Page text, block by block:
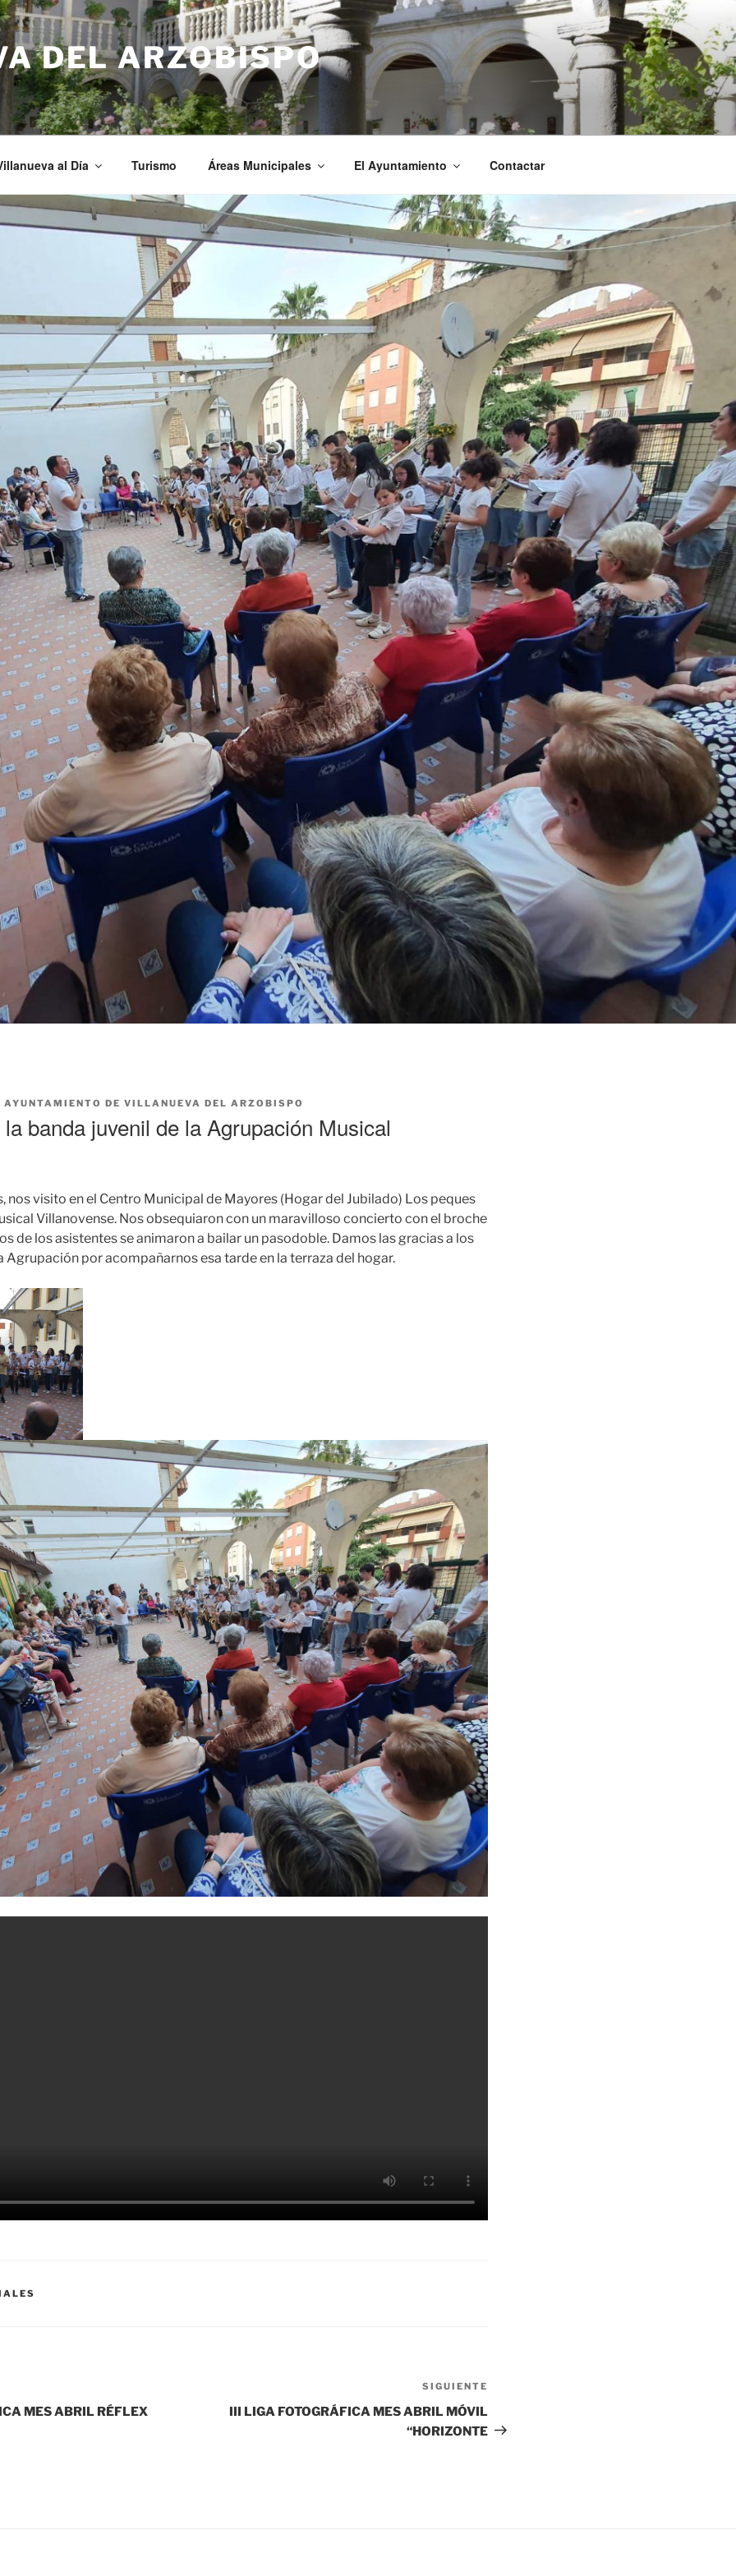
DEL ARZOBISPO
al Día Turismo Áreas Municipales El Ayuntamiento Contactar
AYUNTAMIENTO DE VILLANUEVA DEL ARZOBISPO
banda juvenil de la Agrupación Musical
nos visito en el Centro Municipal de Mayores (Hogar del Jubilado) Los peques
Villanovense. Nos obsequiaron con un maravilloso concierto con el broche
de los asistentes se animaron a bailar un pasodoble. Damos las gracias a los
Agrupación por acompañarnos esa tarde en la terraza del hogar.
MES ABRIL RÉFLEX
SIGUIENTE
III LIGA FOTOGRÁFICA MES ABRIL MÓVIL
“HORIZONTE